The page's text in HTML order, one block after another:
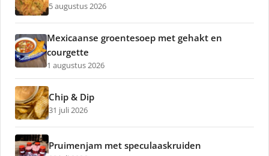
5 augustus 2026
Mexicaanse groentesoep met gehakt en
courgette
1 augustus 2026
Chip & Dip
31 juli 2026
Pruimenjam met speculaaskruiden